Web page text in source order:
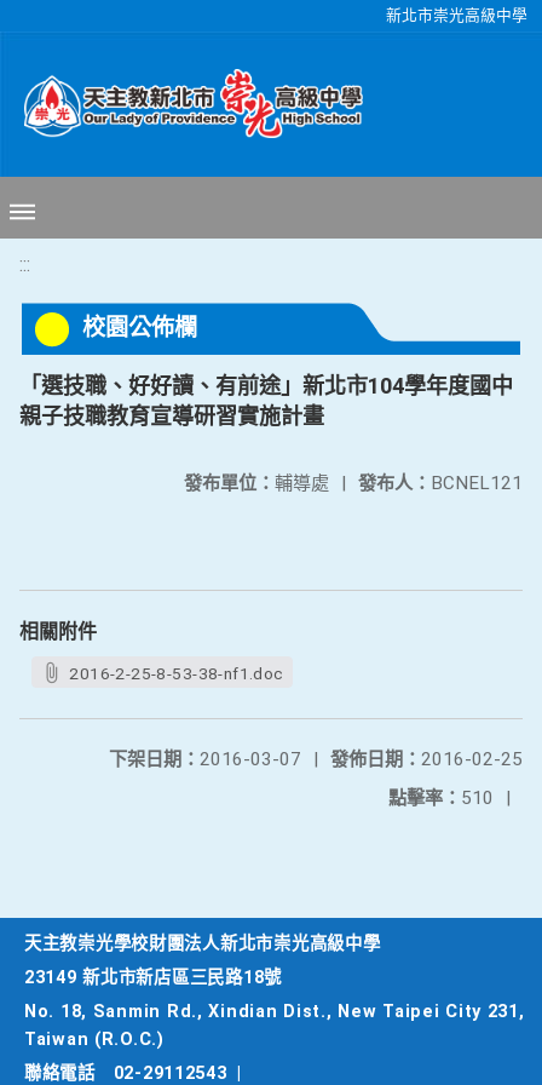
新北市崇光高級中學
:::
校園公佈欄
「選技職、好好讀、有前途」新北市104學年度國中
親子技職教育宣導研習實施計畫
發布人： BCNEL121
發布單位： 輔導處 |
相關附件
2016-2-25-8-53-38-nf1.doc
發佈日期： 2016-02-25
下架日期： 2016-03-07
|
點擊率： 510 |
天主教崇光學校財團法人新北市崇光高級中學
23149 新北市新店區三民路18號
No. 18, Sanmin Rd., Xindian Dist., New Taipei City 231,
Taiwan (R.O.C.)
聯絡電話
02-29112543